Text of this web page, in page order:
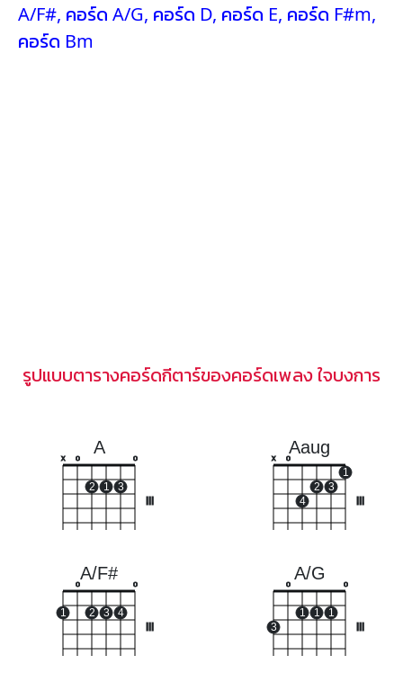
A/F#, คอร์ด A/G, คอร์ด D, คอร์ด E, คอร์ด F#m,
คอร์ด Bm
รูปแบบตารางคอร์ดกีตาร์ของคอร์ดเพลง ใจบงการ
A
x o
2 1 3
o
Aaug
x o
4
2 3
1
A/F#
1
o
2 3 4
o
A/G
3
o
1 1 1
o